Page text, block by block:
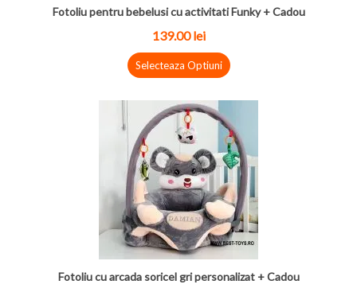
Fotoliu pentru bebelusi cu activitati Funky + Cadou
139.00 lei
Selecteaza Optiuni
Fotoliu cu arcada soricel gri personalizat + Cadou